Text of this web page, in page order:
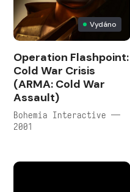
Vydáno
Operation Flashpoint:
Cold War Crisis
(ARMA: Cold War
Assault)
Bohemia Interactive —
2001